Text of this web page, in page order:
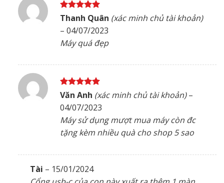
Được xếp
5
sao
Thanh Quân (xác minh chủ tài khoản)
– 04/07/2023
Máy quá đẹp
Được xếp
hạng
sao
Văn Anh (xác minh chủ tài khoản) –
04/07/2023
Máy sử dụng mượt mua máy còn đc
tặng kèm nhiều quà cho shop 5 sao
Tài – 15/01/2024